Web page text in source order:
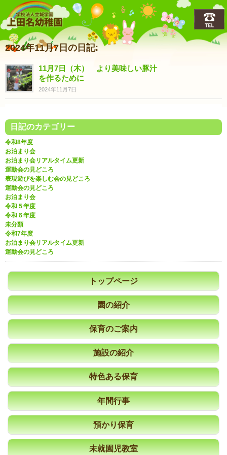
上田名(うえだな)幼稚園
2024年11月7日の日記:
11月7日（木） より美味しい豚汁
を作るために
2024年11月7日
日記のカテゴリー
令和8年度
お泊まり会
お泊まり会リアルタイム更新
運動会の見どころ
表現遊びを楽しむ会の見どころ
運動会の見どころ
お泊まり会
令和５年度
令和６年度
未分類
令和7年度
お泊まり会リアルタイム更新
運動会の見どころ
トップページ
園の紹介
保育のご案内
施設の紹介
特色ある保育
年間行事
預かり保育
未就園児教室